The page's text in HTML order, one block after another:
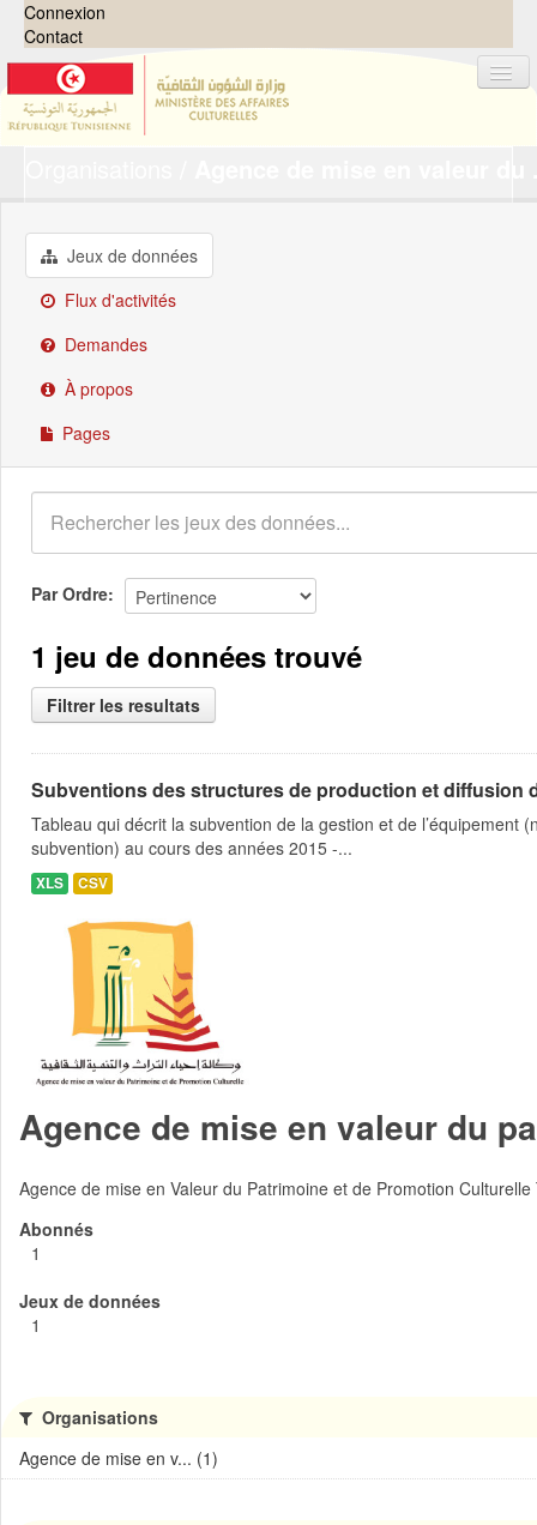
Connexion
Contact
Groupes
Demandes
À propos
Jeux de données
Flux d'activités
Demandes
À propos
Pages
Par Ordre
1 jeu de données trouvé
Filtrer les resultats
Subventions des structures de production et diffusion
Tableau qui décrit la subvention de la gestion et de
subvention) au cours des années 2015 -...
XLS CSV
Agence de mise en valeur du
Agence de mise en Valeur du Patrimoine et de Promotion
Abonnés
1
Jeux de données
1
Organisations
Agence de mise en v... (1)